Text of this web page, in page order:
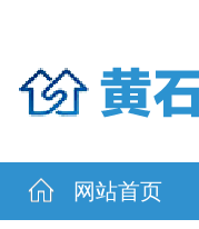
网站首页